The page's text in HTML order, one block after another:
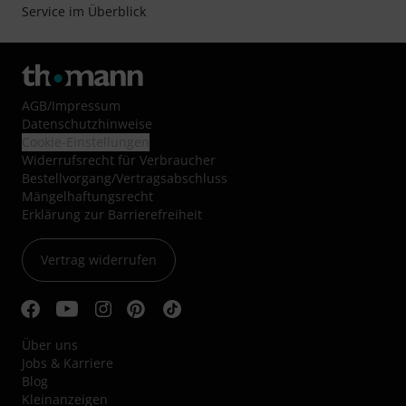
Service im Überblick
AGB/Impressum
Datenschutzhinweise
Widerrufsrecht für Verbraucher
Bestellvorgang/Vertragsabschluss
Mängelhaftungsrecht
Erklärung zur Barrierefreiheit
Vertrag widerrufen
Über uns
Jobs & Karriere
Blog
Kleinanzeigen